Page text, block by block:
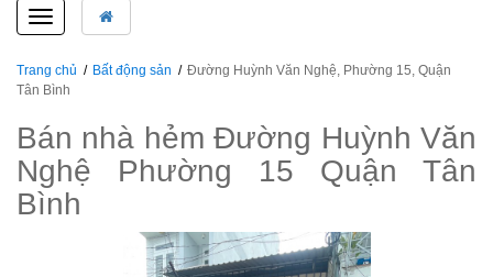
Toggle
navigation
Trang chủ Bất động sản
Đường Huỳnh Văn Nghệ, Phường 15, Quận
Tân Bình
Bán nhà hẻm Đường Huỳnh Văn
Nghệ Phường 15 Quận Tân
Bình